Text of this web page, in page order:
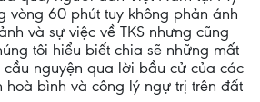
vòng 60 phút tuy không phản ánh
và sự việc về TKS nhưng cũng
tôi hiểu biết chia sẽ những mất
nguyện qua lời bầu cử của các
hoà bình và công lý ngự trị trên đất